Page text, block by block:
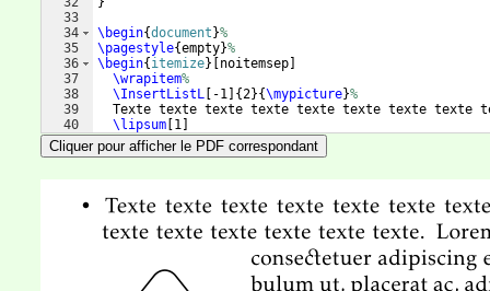
33
34
35
36
37
38
39
40
41
\begin{document }%
\pagestyle{empty}%
\begin{ itemize} noitemsep
\wrapitem%
\InsertListL
-1 {2}{\mypicture}%
Texte texte texte texte texte texte texte texte
\lipsum 1
Cliquer pour afficher le PDF correspondant